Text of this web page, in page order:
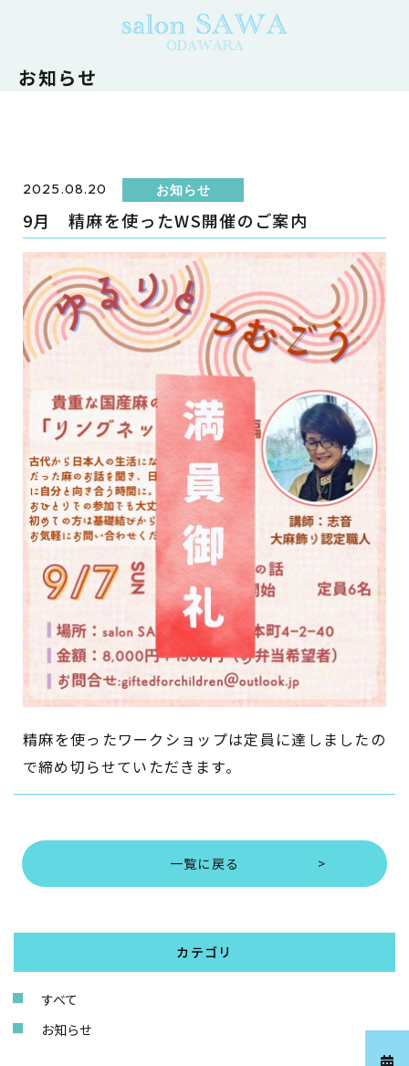
お知らせ
2025.08.20 お知らせ
9月 精麻を使ったWS開催のご案内
精麻を使ったワークショップは定員に達しましたの
で締め切らせていただきます。
一覧に戻る
カテゴリ
すべて
お知らせ